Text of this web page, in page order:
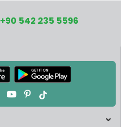
+90 542 235 5596